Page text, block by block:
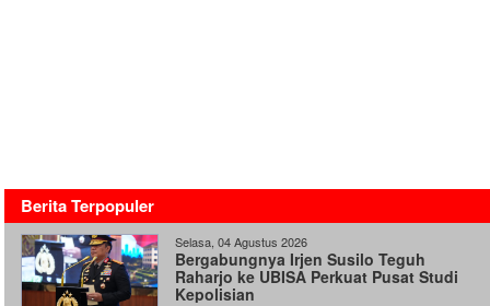
Berita Terpopuler
Selasa, 04 Agustus 2026
Bergabungnya Irjen Susilo Teguh
Raharjo ke UBISA Perkuat Pusat Studi
Kepolisian